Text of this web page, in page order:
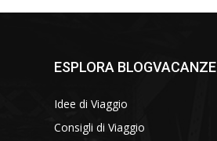
ESPLORA BLOGVACANZE
Idee di Viaggio
Consigli di Viaggio